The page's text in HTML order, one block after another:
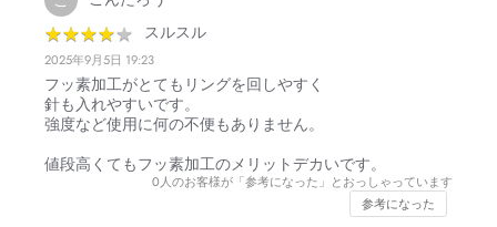
★★★★★
★★★★★ スルスル
2025年9月5日 19:23
フッ素加工がとてもリングを回しやすく
針も入れやすいです。
強度など使用に何の不便もありません。
値段高くてもフッ素加工のメリットデカいです。
0人のお客様が「参考になった」とおっしゃっています
参考になった